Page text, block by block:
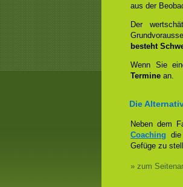
aus der
Der
besteht
Wenn Sie
Termine an.
Die
Neben dem
Coaching
Gefüge zu
» zum